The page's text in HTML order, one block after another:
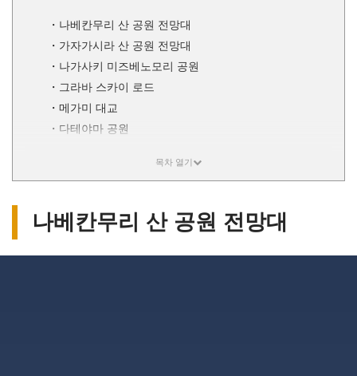
나베칸무리 산 공원 전망대
가자가시라 산 공원 전망대
나가사키 미즈베노모리 공원
그라바 스카이 로드
메가미 대교
다테야마 공원
나베칸무리 산 공원 전망대